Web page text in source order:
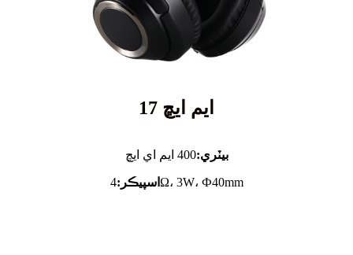
ايم ايڇ 17
بيٽري:400 ايم اي ايڇ
اسپيڪر: 4Ω، 3W، Ф40mm